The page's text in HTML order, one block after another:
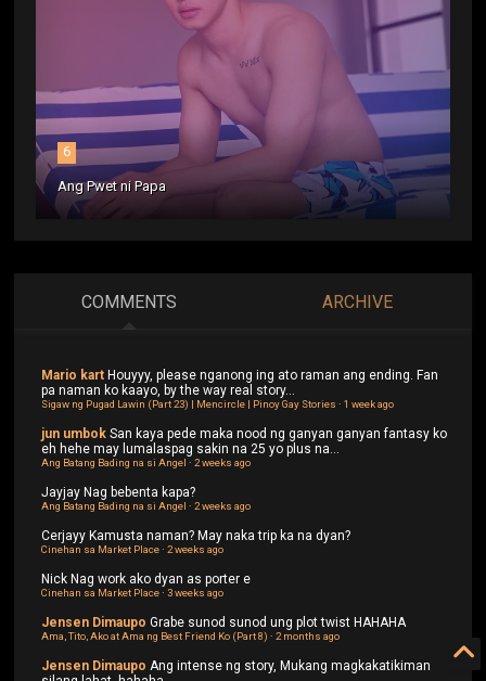
6
Ang Pwet ni Papa
COMMENTS ARCHIVE
Mario kart Houyyy, please nganong ing ato raman ang ending. Fan
pa naman ko kaayo, by the way real story...
Sigaw ng Pugad Lawin (Part 23) | Mencircle | Pinoy Gay Stories ·1 week ago
jun umbok San kaya pede maka nood ng ganyan ganyan fantasy ko
eh hehe may lumalaspag sakin na 25 yo plus na...
Ang Batang Bading na si Angel ·2 weeks ago
JayjayNag bebenta kapa?
Ang Batang Bading na si Angel ·2 weeks ago
CerjayyKamusta naman? May naka trip ka na dyan?
Cinehan sa Market Place·2 weeks ago
NickNag work ako dyan as porter e
Cinehan sa Market Place·3 weeks ago
Jensen Dimaupo Grabe sunod sunod ung plot twist HAHAHA
Ama, Tito, Ako at Ama ng Best Friend Ko (Part 8) ·2 months ago
Jensen Dimaupo Ang intense ng story, Mukang magkakatikiman